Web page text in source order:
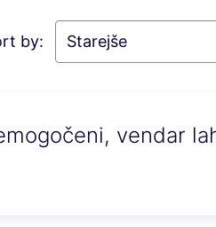
by:
vendar